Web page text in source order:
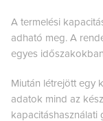
A termelési
adható meg. A
egyes
Miután létrejött egy
adatok mind az